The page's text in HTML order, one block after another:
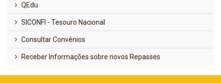
QEdu
SICONFI - Tesouro Nacional
Consultar Convênios
Receber Informações sobre novos Repasses